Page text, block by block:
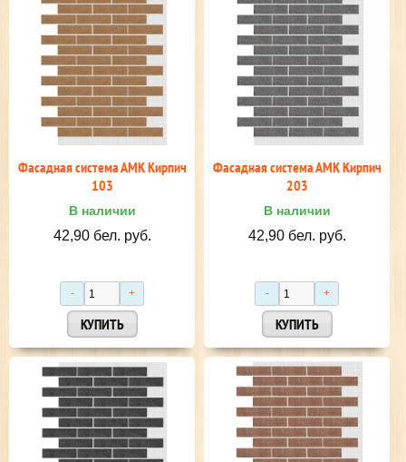
Фасадная система АМК Кирпич
103
В наличии
42,90 бел. руб.
Фасадная система АМК Кирпич
203
В наличии
42,90 бел. руб.